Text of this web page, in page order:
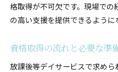
格取得が不可欠です。現場で
の高い支援を提供できるように
資格取得の流れと必要な準
放課後等デイサービスで求め